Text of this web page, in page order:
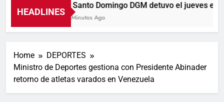
HEADLINES
En Santo Domingo DGM detuvo el jueves el
24 Minutos Ago
Home
DEPORTES
Ministro de Deportes gestiona con Presidente Abinader
retorno de atletas varados en Venezuela